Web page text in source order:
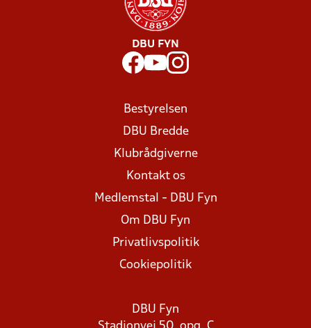
DBU FYN
Bestyrelsen
DBU Bredde
Klubrådgiverne
Kontakt os
Medlemstal - DBU Fyn
Om DBU Fyn
Privatlivspolitik
Cookiepolitik
DBU Fyn